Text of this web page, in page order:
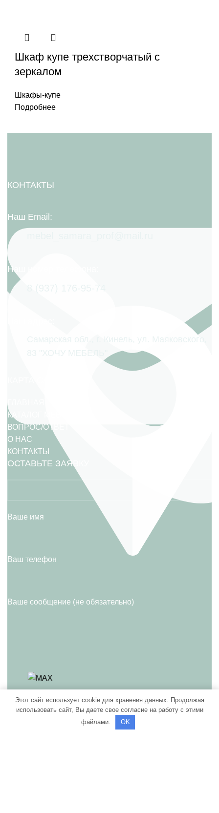
Шкаф купе трехстворчатый с
зеркалом
Шкафы-купе
Подробнее
КОНТАКТЫ
Наш Email:
Наш номер телефона:
КАТАЛОГ МЕБЕЛИ
ВОПРОС/ОТВЕТ
О НАС
КОНТАКТЫ
ОСТАВЬТЕ ЗАЯВКУ
Ваше имя
Ваш телефон
Ваше сообщение (не обязательно)
Нажимая кнопку "Отправить" Вы даете свое
согласие на Обработку персональных данных и
Этот сайт использует cookie для хранения данных. Продолжая
использовать сайт, Вы даете свое согласие на работу с этими
файлами.
OK